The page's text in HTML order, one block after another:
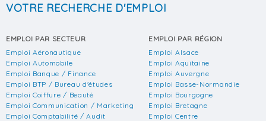
VOTRE RECHERCHE D'EMPLOI
EMPLOI PAR SECTEUR
Emploi Aéronautique
Emploi Automobile
Emploi Banque / Finance
Emploi BTP / Bureau d'études
Emploi Coiffure / Beauté
Emploi Communication / Marketing
Emploi Comptabilité / Audit
EMPLOI PAR RÉGION
Emploi Alsace
Emploi Aquitaine
Emploi Auvergne
Emploi Basse-Normandie
Emploi Bourgogne
Emploi Bretagne
Emploi Centre